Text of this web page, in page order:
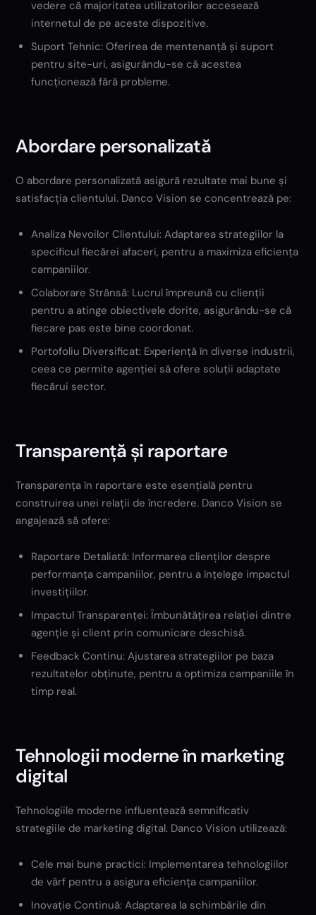
vedere că majoritatea utilizatorilor accesează
internetul de pe aceste dispozitive.
Suport Tehnic: Oferirea de mentenanță și suport
pentru site-uri, asigurându-se că acestea
funcționează fără probleme.
Abordare personalizată
O abordare personalizată asigură rezultate mai bune și
satisfacția clientului. Danco Vision se concentrează pe:
Analiza Nevoilor Clientului: Adaptarea strategiilor la
specificul fiecărei afaceri, pentru a maximiza eficiența
campaniilor.
Colaborare Strânsă: Lucrul împreună cu clienții
pentru a atinge obiectivele dorite, asigurându-se că
fiecare pas este bine coordonat.
Portofoliu Diversificat: Experiență în diverse industrii,
ceea ce permite agenției să ofere soluții adaptate
fiecărui sector.
Transparență și raportare
Transparența în raportare este esențială pentru
construirea unei relații de încredere. Danco Vision se
angajează să ofere:
Raportare Detaliată: Informarea clienților despre
performanța campaniilor, pentru a înțelege impactul
investițiilor.
Impactul Transparenței: Îmbunătățirea relației dintre
agenție și client prin comunicare deschisă.
Feedback Continu: Ajustarea strategiilor pe baza
rezultatelor obținute, pentru a optimiza campaniile în
timp real.
Tehnologii moderne în marketing
digital
Tehnologiile moderne influențează semnificativ
strategiile de marketing digital. Danco Vision utilizează:
Cele mai bune practici: Implementarea tehnologiilor
de vârf pentru a asigura eficiența campaniilor.
Inovație Continuă: Adaptarea la schimbările din